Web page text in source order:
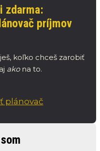
zdarma:
príjmov
koľko chceš zarobiť
ako na to.